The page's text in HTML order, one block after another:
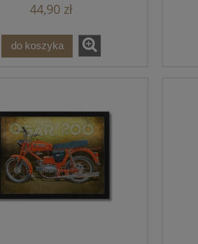
44,90 zł
do koszyka